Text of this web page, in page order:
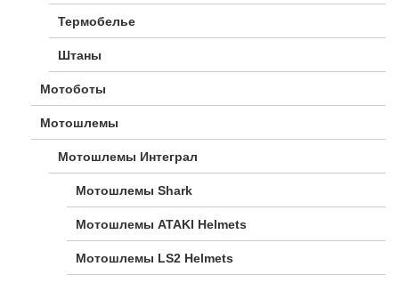
Термобелье
Штаны
Мотоботы
Мотошлемы
Мотошлемы Интеграл
Мотошлемы Shark
Мотошлемы ATAKI Helmets
Мотошлемы LS2 Helmets